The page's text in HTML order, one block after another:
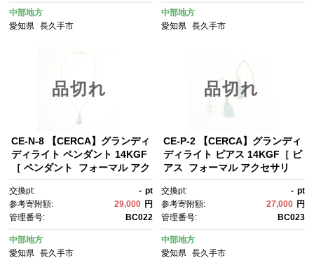
中部地方
愛知県
長久手市
中部地方
愛知県 長久手市
品切れ
CE-N-8 【CERCA】グランディ
ディライト ペンダント 14KGF
［ ペンダント フォーマル アク
ト プレゼント 通販 送料無料 ふ
るさと納税 ］
交換pt: - pt
参考寄附額:
29,000 円
管理番号:
BC022
中部地方
愛知県
長久手市
品切れ
CE-P-2 【CERCA】グランディ
ディライト ピアス 14KGF［ ピ
アス フォーマル アクセサリ
ント 通販 送料無料 ふるさと納
税 ］
交換pt: - pt
参考寄附額:
27,000 円
管理番号:
BC023
中部地方
愛知県 長久手市